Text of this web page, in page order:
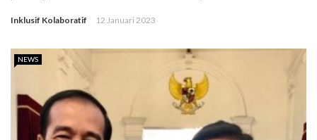
Inklusif Kolaboratif 12 Januari 2023
NEWS